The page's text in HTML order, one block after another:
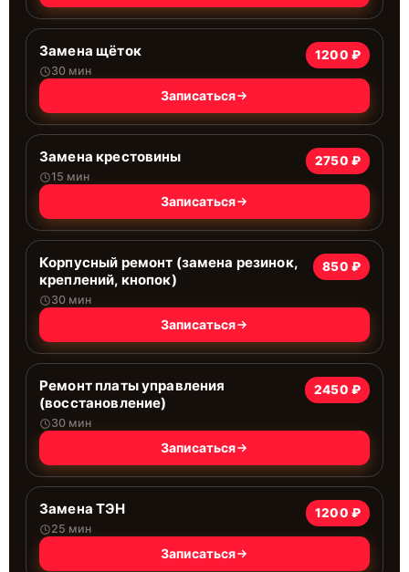
Замена щёток
30 мин
1200 ₽
Записаться
Замена крестовины
15 мин
2750 ₽
Записаться
Корпусный ремонт (замена резинок,
креплений, кнопок)
30 мин
850 ₽
Записаться
Ремонт платы управления
(восстановление)
30 мин
2450 ₽
Записаться
Замена ТЭН
25 мин
1200 ₽
Записаться